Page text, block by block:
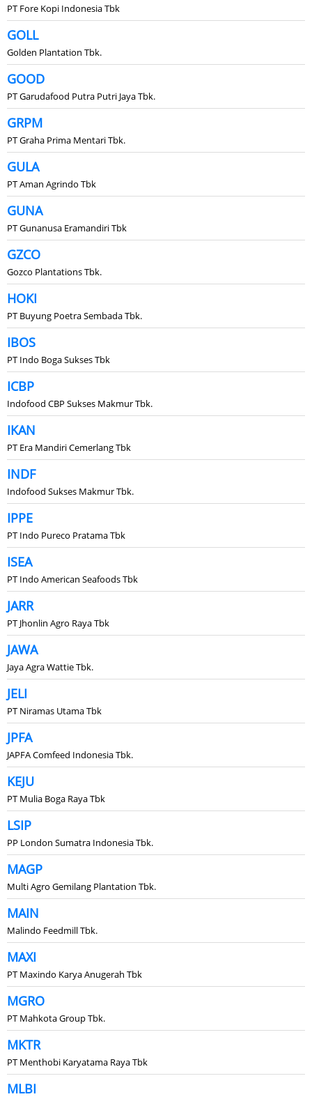
PT Fore Kopi Indonesia Tbk
GOLL
Golden Plantation Tbk.
GOOD
PT Garudafood Putra Putri Jaya Tbk.
GRPM
PT Graha Prima Mentari Tbk.
GULA
PT Aman Agrindo Tbk
GUNA
PT Gunanusa Eramandiri Tbk
GZCO
Gozco Plantations Tbk.
HOKI
PT Buyung Poetra Sembada Tbk.
IBOS
PT Indo Boga Sukses Tbk
ICBP
Indofood CBP Sukses Makmur Tbk.
IKAN
PT Era Mandiri Cemerlang Tbk
INDF
Indofood Sukses Makmur Tbk.
IPPE
PT Indo Pureco Pratama Tbk
ISEA
PT Indo American Seafoods Tbk
JARR
PT Jhonlin Agro Raya Tbk
JAWA
Jaya Agra Wattie Tbk.
JELI
PT Niramas Utama Tbk
JPFA
JAPFA Comfeed Indonesia Tbk.
KEJU
PT Mulia Boga Raya Tbk
LSIP
PP London Sumatra Indonesia Tbk.
MAGP
Multi Agro Gemilang Plantation Tbk.
MAIN
Malindo Feedmill Tbk.
MAXI
PT Maxindo Karya Anugerah Tbk
MGRO
PT Mahkota Group Tbk.
MKTR
PT Menthobi Karyatama Raya Tbk
MLBI